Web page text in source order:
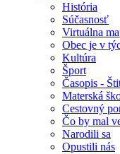
História
Súčasnosť
Virtuálna
Obec je v
Kultúra
Šport
Časopis -
Materská
Cestovný
Čo by mal
Narodili sa
Opustili nás